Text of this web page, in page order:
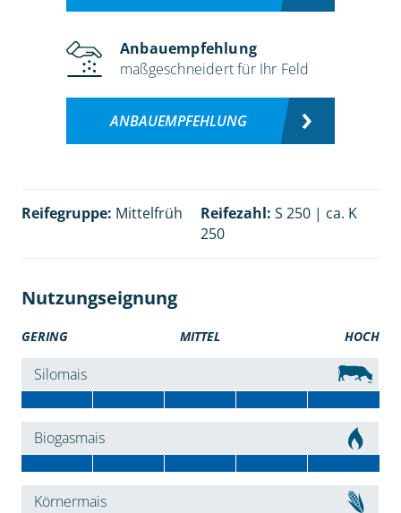
Anbauempfehlung
maßgeschneidert für Ihr Feld
ANBAUEMPFEHLUNG
Reifegruppe: Mittelfrüh Reifezahl: S 250 | ca. K
250
Nutzungseignung
GERING MITTEL HOCH
Silomais
Biogasmais
Körnermais